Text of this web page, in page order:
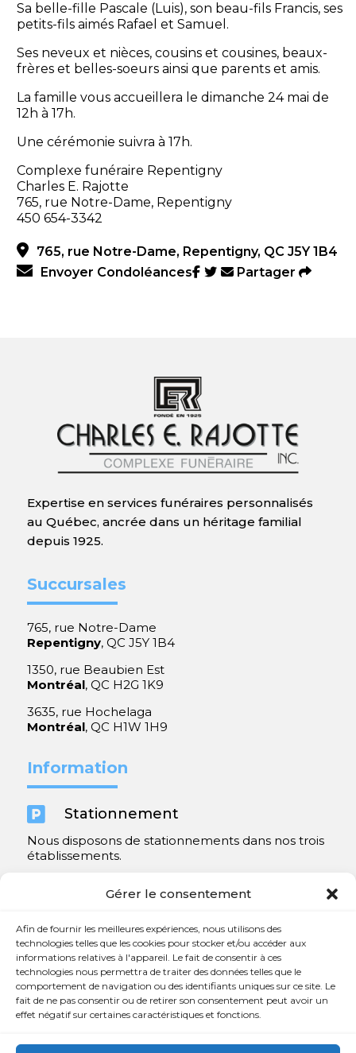
Gérer le consentement
Afin de fournir les meilleures expériences, nous utilisons des
technologies telles que les cookies pour stocker et/ou accéder aux
informations relatives à l'appareil. Le fait de consentir à ces
technologies nous permettra de traiter des données telles que le
comportement de navigation ou des identifiants uniques sur ce site. Le
fait de ne pas consentir ou de retirer son consentement peut avoir un
effet négatif sur certaines caractéristiques et fonctions.
Sa belle-fille Pascale (Luis), son beau-fils Francis, ses
petits-fils aimés Rafael et Samuel.
Ses neveux et nièces, cousins et cousines, beaux-
frères et belles-soeurs ainsi que parents et amis.
La famille vous accueillera le dimanche 24 mai de
12h à 17h.
Une cérémonie suivra à 17h.
Complexe funéraire Repentigny
Charles E. Rajotte
765, rue Notre-Dame, Repentigny
450 654-3342
765, rue Notre-Dame, Repentigny, QC J5Y 1B4
Envoyer Condoléances
Partager
Expertise en services funéraires personnalisés
au Québec, ancrée dans un héritage familial
depuis 1925.
Succursales
765, rue Notre-Dame
Repentigny, QC J5Y 1B4
1350, rue Beaubien Est
Montréal, QC H2G 1K9
3635, rue Hochelaga
Montréal, QC H1W 1H9
Information
 Stationnement
Nous disposons de stationnements dans nos trois
établissements.
Contact
 450 654-3342
 info@charlesrajotte.com